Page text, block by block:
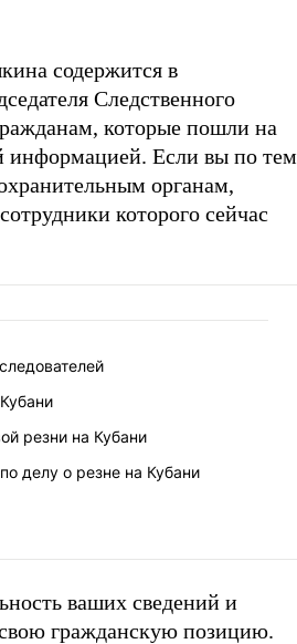
содержится в
Следственного
которые пошли на
информацией. Если вы по тем
органам,
которого сейчас
резни на Кубани
делу о резне на Кубани
ваших сведений и
гражданскую позицию.